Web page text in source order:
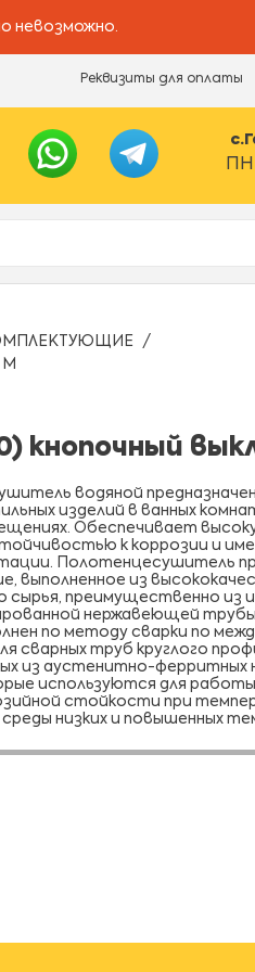
невозможно.
Реквизиты для оплаты
ПН
М
водяной
изделий в ванных
Обеспечивает
к коррозии и
Полотенцесушитель
выполненное из
сырья, преимущественно из
нержавеющей
по методу сварки по
сварных труб круглого
из аустенитно-ферритных
используются для работы
стойкости при
низких и повышенных